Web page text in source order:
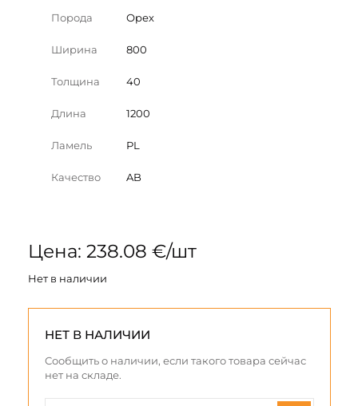
Порода Орех
Ширина 800
Толщина 40
Длина 1200
Ламель PL
Качество AB
Цена: 238.08 €/шт
Нет в наличии
НЕТ В НАЛИЧИИ
Сообщить о наличии, если такого товара сейчас
нет на складе.